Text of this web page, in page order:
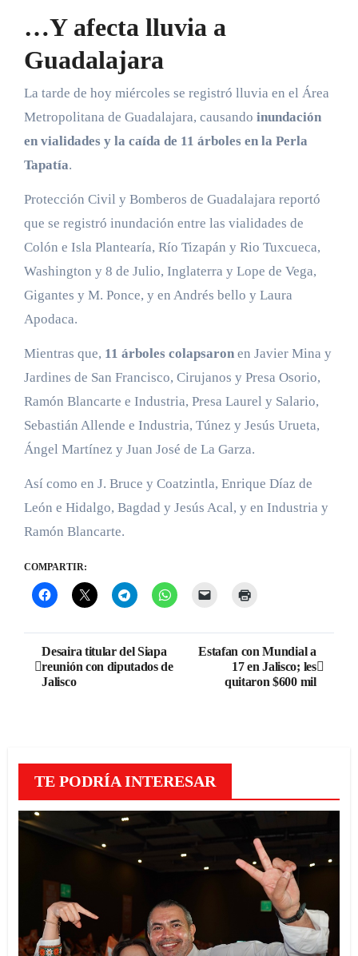
…Y afecta lluvia a
Guadalajara
La tarde de hoy miércoles se registró lluvia en el Área
Metropolitana de Guadalajara, causando inundación
en vialidades y la caída de 11 árboles en la Perla
Tapatía.
Protección Civil y Bomberos de Guadalajara reportó
que se registró inundación entre las vialidades de
Colón e Isla Plantearía, Río Tizapán y Rio Tuxcueca,
Washington y 8 de Julio, Inglaterra y Lope de Vega,
Gigantes y M. Ponce, y en Andrés bello y Laura
Apodaca.
Mientras que, 11 árboles colapsaron en Javier Mina y
Jardines de San Francisco, Cirujanos y Presa Osorio,
Ramón Blancarte e Industria, Presa Laurel y Salario,
Sebastián Allende e Industria, Túnez y Jesús Urueta,
Ángel Martínez y Juan José de La Garza.
Así como en J. Bruce y Coatzintla, Enrique Díaz de
León e Hidalgo, Bagdad y Jesús Acal, y en Industria y
Ramón Blancarte.
COMPARTIR:
Navegación
de
Desaira titular del Siapa
reunión con diputados de
Jalisco
Estafan con Mundial a
17 en Jalisco; les
quitaron $600 mil
TE PODRÍA INTERESAR